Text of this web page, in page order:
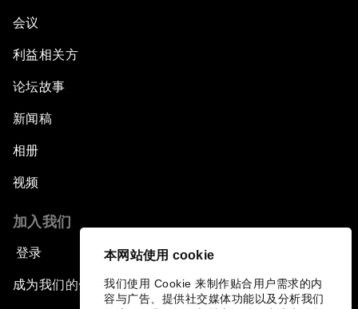
本网站使用 cookie
我们使用 Cookie 来制作贴合用户需求的内
容与广告、提供社交媒体功能以及分析我们
会议
利益相关方
论坛故事
新闻稿
相册
视频
加入我们
登录
成为我们的合作伙伴